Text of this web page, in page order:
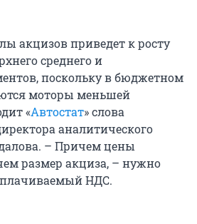
акцизов приведет к росту
среднего и
поскольку в бюджетном
моторы меньшей
«Автостат» слова
аналитического
– Причем цены
размер акциза, – нужно
НДС.